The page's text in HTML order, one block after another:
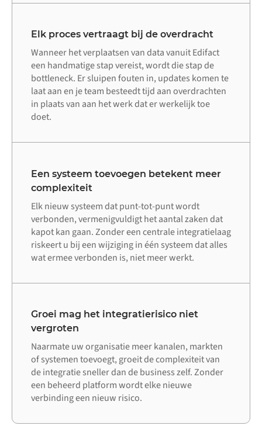
Elk proces vertraagt bij de overdracht
Wanneer het verplaatsen van data vanuit Edifact
een handmatige stap vereist, wordt die stap de
bottleneck. Er sluipen fouten in, updates komen te
laat aan en je team besteedt tijd aan overdrachten
in plaats van aan het werk dat er werkelijk toe
doet.
Een systeem toevoegen betekent meer
complexiteit
Elk nieuw systeem dat punt-tot-punt wordt
verbonden, vermenigvuldigt het aantal zaken dat
kapot kan gaan. Zonder een centrale integratielaag
riskeert u bij een wijziging in één systeem dat alles
wat ermee verbonden is, niet meer werkt.
Groei mag het integratierisico niet
vergroten
Naarmate uw organisatie meer kanalen, markten
of systemen toevoegt, groeit de complexiteit van
de integratie sneller dan de business zelf. Zonder
een beheerd platform wordt elke nieuwe
verbinding een nieuw risico.